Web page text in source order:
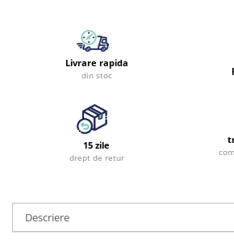
Livrare rapida
din stoc
15 zile
drept de retur
Descriere